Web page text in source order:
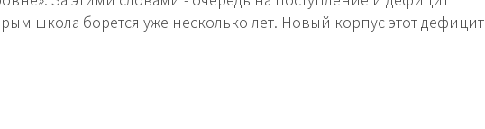
школа борется уже несколько лет. Новый корпус этот дефицит